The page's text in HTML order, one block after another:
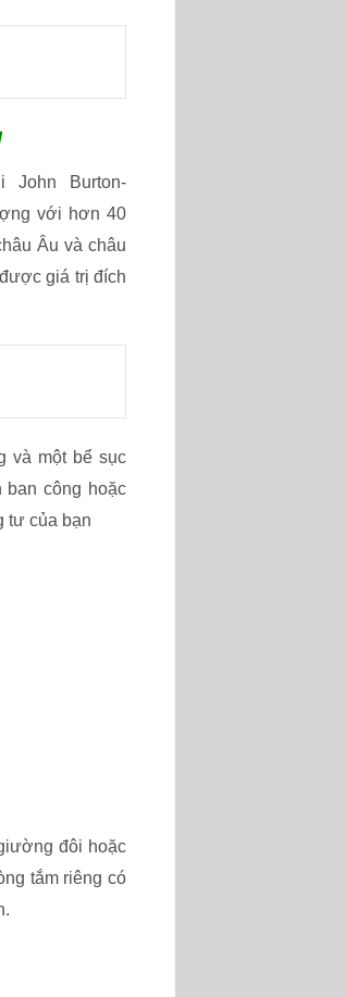
Burton-
với hơn 40
Âu và châu
giá trị đích
và một bể sục
ban công hoặc
tư của bạn
đôi hoặc
tắm riêng có